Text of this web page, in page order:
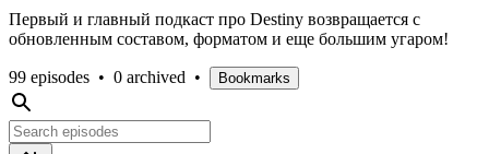
Первый и главный подкаст про Destiny возвращается с
обновленным составом, форматом и еще большим угаром!
99 episodes • 0 archived • Bookmarks